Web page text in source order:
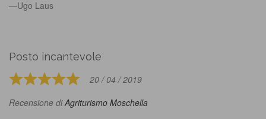
Ugo Laus
Posto incantevole
Rated
5
20 / 04 / 2019
Recensione diAgriturismo Moschella